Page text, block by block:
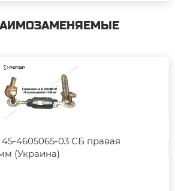
4605065-03 СБ правая
(Украина)